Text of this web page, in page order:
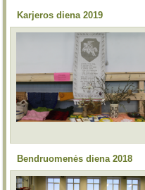
Karjeros diena 2019
Bendruomenės diena 2018